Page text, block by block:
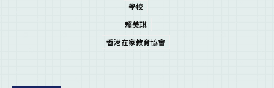
學校
賴美琪
香港在家教育協會